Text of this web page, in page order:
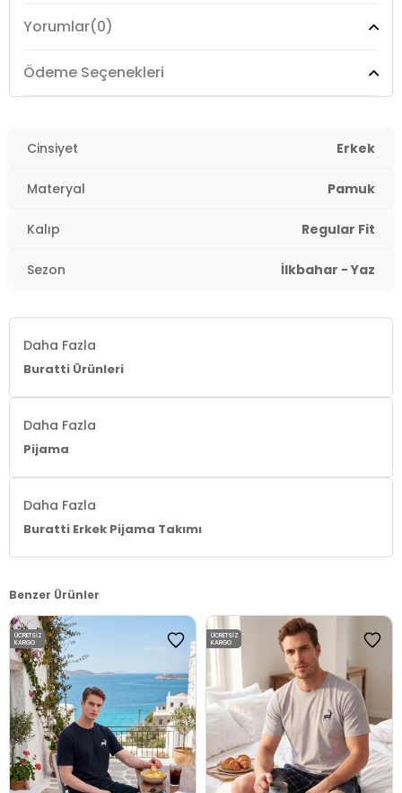
Model:Pijama Takımı
Kol Boyu:
Kumaş Tipi:
Boy:Standart
Kalıp Bilgisi:
Menşei:Türkiye
3DE16572006.07
Yorumlar(0)
Ödeme Seçenekleri
Cinsiyet Erkek
Materyal Pamuk
Kalıp Regular Fit
Sezon İlkbahar - Yaz
Daha Fazla
Buratti Ürünleri
Daha Fazla
Pijama
Daha Fazla
Buratti Erkek Pijama Takımı
Benzer Ürünler
ÜCRETSIZ
KARGO
ÜCRETSIZ
KARGO